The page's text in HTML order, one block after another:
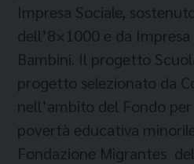
Impresa Sociale,
dell’8×1000 e da Impresa
Bambini. Il progetto
progetto selezionato da
nell’ambito del Fondo
povertà educativa
Fondazione Migrantes